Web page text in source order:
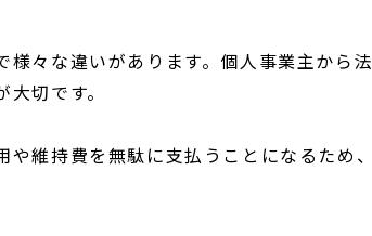
様々な違いがあります。個人事業主から法
切です。
維持費を無駄に支払うことになるため、